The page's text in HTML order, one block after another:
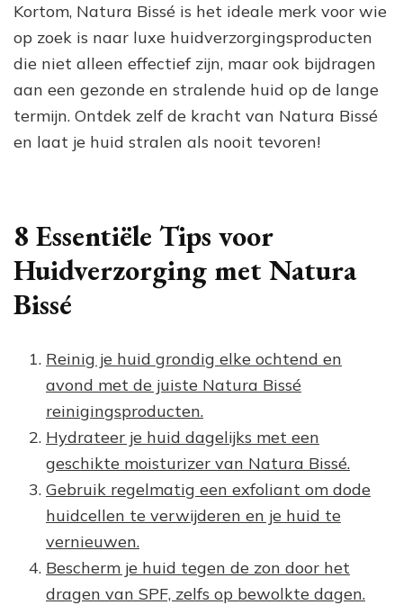
Kortom, Natura Bissé is het ideale merk voor wie
op zoek is naar luxe huidverzorgingsproducten
die niet alleen effectief zijn, maar ook bijdragen
aan een gezonde en stralende huid op de lange
termijn. Ontdek zelf de kracht van Natura Bissé
en laat je huid stralen als nooit tevoren!
8 Essentiële Tips voor
Huidverzorging met Natura
Bissé
Reinig je huid grondig elke ochtend en
avond met de juiste Natura Bissé
reinigingsproducten.
Hydrateer je huid dagelijks met een
geschikte moisturizer van Natura Bissé.
Gebruik regelmatig een exfoliant om dode
huidcellen te verwijderen en je huid te
vernieuwen.
Bescherm je huid tegen de zon door het
dragen van SPF, zelfs op bewolkte dagen.